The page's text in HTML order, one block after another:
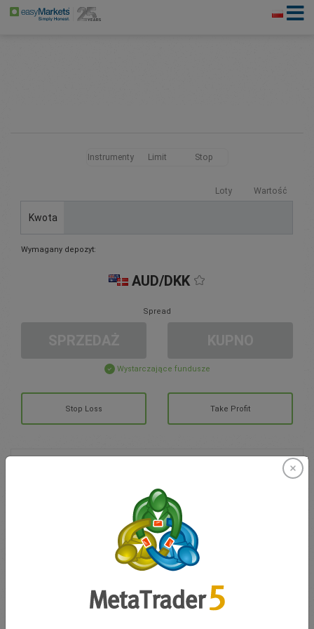
Instrumenty Limit Stop
Loty Wartość
Kwota
Wymagany depozyt:
AUD/DKK
Spread
Wystarczające fundusze
Stop Loss Take Profit
ZARZĄDZANIE KONTEM